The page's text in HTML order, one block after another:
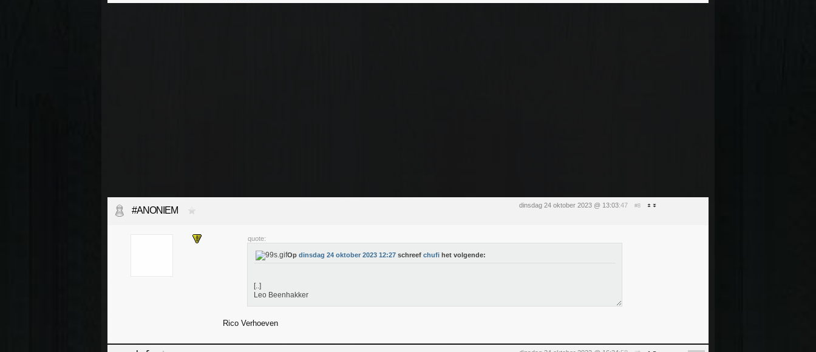
dinsdag 24 oktober 2023 @ 13:03:47 #8
#ANONIEM
quote:
Op dinsdag 24 oktober 2023 12:27 schreef chufi het volgende:
[..]
Leo Beenhakker
Rico Verhoeven